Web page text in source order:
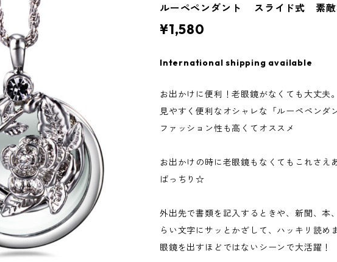
ルーペペンダント スライド式 素敵
¥1,580
International shipping available
お出かけに便利！老眼鏡がなくても大丈夫。
見やすく便利なオシャレな「ルーペペンダ
ファッション性も高くてオススメ
お出かけの時に老眼鏡もなくてもこれさえ
ばっちり☆
外出先で書類を記入するときや、新聞、本
らい文字にサッとかざして、ハッキリ読め
眼鏡を出すほどではないシーンで大活躍！